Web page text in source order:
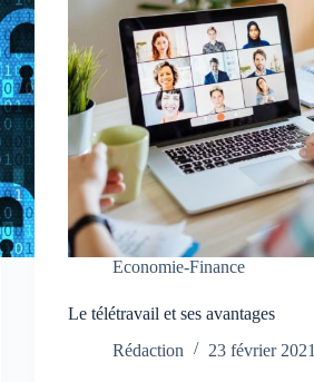
Economie-Finance
Le télétravail et ses avantages
Rédaction
23 février 2021